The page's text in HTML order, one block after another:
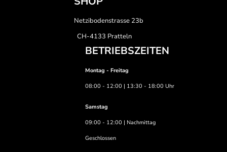
Netzibodenstrasse 23b
CH-4133 Pratteln
BETRIEBSZEITEN
Montag - Freitag
08:00 - 12:00 | 13:30 - 18:00 Uhr
Samstag
09:00 - 12:00 | Nachmittag
Geschlossen